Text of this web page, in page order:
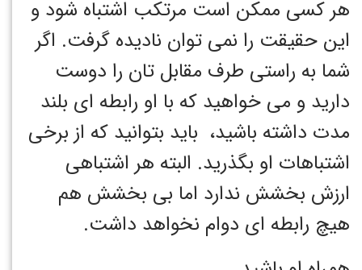
هر کسی ممکن است مرتکب اشتباه شود و
این حقیقت را نمی توان نادیده گرفت. اگر
شما به راستی طرف مقابل تان را دوست
دارید و می خواهید که با او رابطه ای بلند
مدت داشته باشید، باید بتوانید که از برخی
اشتباهات او بگذرید. البته هر اشتباهی
ارزش بخشش ندارد اما بی بخشش هم
هیچ رابطه ای دوام نخواهد داشت.